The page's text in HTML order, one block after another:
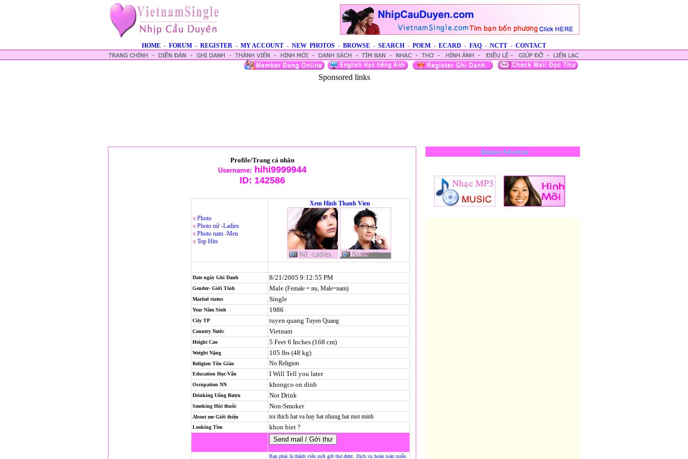
HOME - FORUM - REGISTER - MY ACCOUNT - NEW PHOTOS - BROWSE - SEARCH - POEM - ECARD - FAQ - NCTT - CONTACT
Sponsored links
Profile/Trang cá nhân
Username: hihi9999944
ID: 142586
Photo
Photo nử -Ladies
Photo nam -Men
Top Hits
Xem Hinh Thanh Vien
Date ngày Ghi Danh 8/21/2005 9:12:55 PM
Gender- Giới Tính Male (Female = nu, Male=nam)
Marital status Single
Year Năm Sinh 1986
City TP tuyen quang Tuyen Quang
Country Nước Vietnam
Height Cao 5 Feet 6 Inches (168 cm)
Weight Nặng 105 lbs (48 kg)
Religion Tôn Giáo No Religion
Education Học-Vấn I Will Tell you later
Occupation NN khongco on dinh
Drinking Uống Rượu Not Drink
Smoking Hút thuốc Non-Smoker
About me Giới thiệu toi thich hat va hay hat nhung hat mot minh
Looking Tìm khon biet ?
Bạn phải là thành viên mới gởi thư được. Dịch vụ hoàn toàn miễn
Banner Advertise